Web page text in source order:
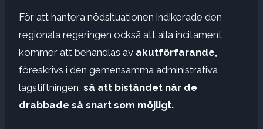
För att hantera nödsituationen indikerade den
regionala regeringen också att alla incitament
kommer att behandlas av akutförfarande,
föreskrivs i den gemensamma administrativa
lagstiftningen, så att biståndet når de
drabbade så snart som möjligt.